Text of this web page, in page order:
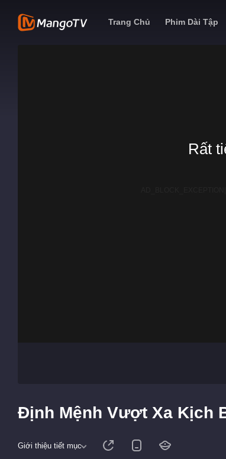
Trang Chủ Phim Dài Tập
Rất
Định Mệnh Vượt Xa Kịch
Giới thiệu tiết mục